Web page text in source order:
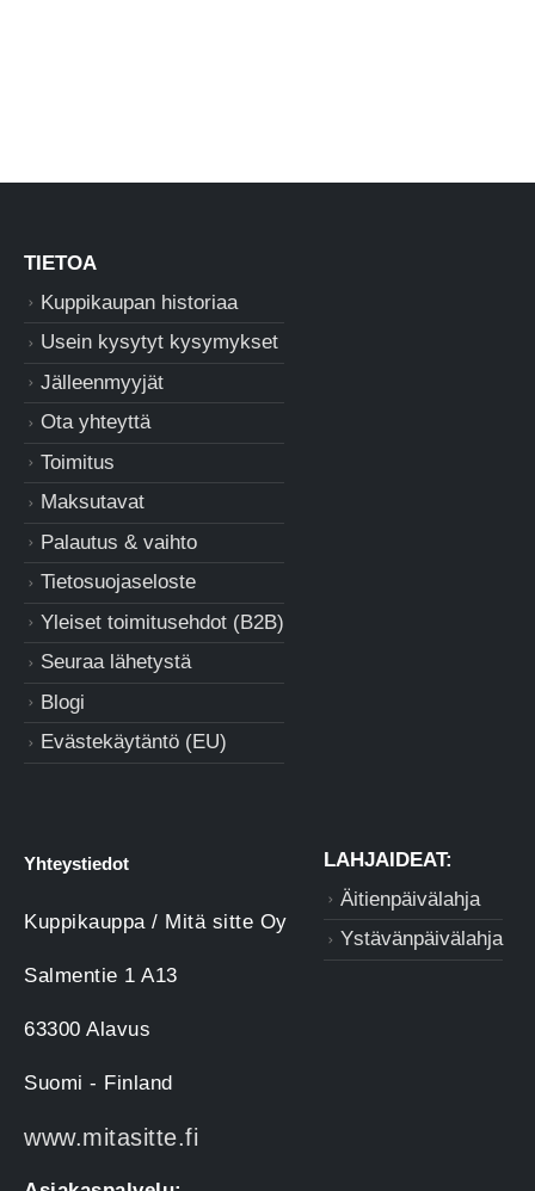
TIETOA
Kuppikaupan historiaa
Usein kysytyt kysymykset
Jälleenmyyjät
Ota yhteyttä
Toimitus
Maksutavat
Palautus & vaihto
Tietosuojaseloste
Yleiset toimitusehdot (B2B)
Seuraa lähetystä
Blogi
Evästekäytäntö (EU)
Yhteystiedot
Kuppikauppa / Mitä sitte Oy
Salmentie 1 A13
63300 Alavus
Suomi - Finland
www.mitasitte.fi
LAHJAIDEAT:
Äitienpäivälahja
Ystävänpäivälahja